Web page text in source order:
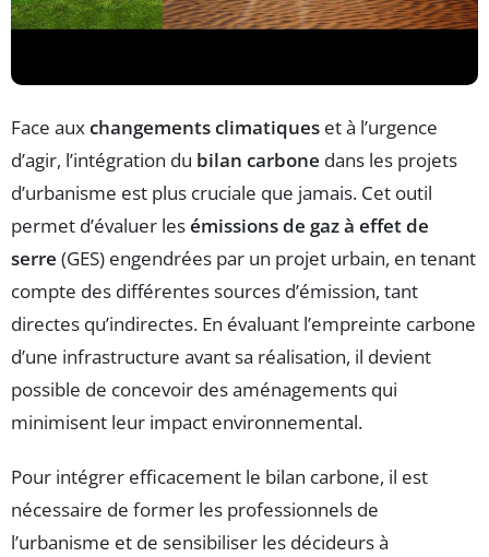
Face auxchangements climatiques et à l’urgence
d’agir, l’intégration du bilan carbone dans les projets
d’urbanisme est plus cruciale que jamais. Cet outil
permet d’évaluer lesémissions de gaz à effet de
serre (GES) engendrées par un projet urbain, en tenant
compte des différentes sources d’émission, tant
directes qu’indirectes. En évaluant l’empreinte carbone
d’une infrastructure avant sa réalisation, il devient
possible de concevoir des aménagements qui
minimisent leur impact environnemental.
Pour intégrer efficacement le bilan carbone, il est
nécessaire de former les professionnels de
l’urbanisme et de sensibiliser les décideurs à